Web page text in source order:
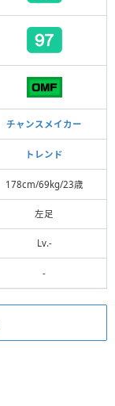
チャンスメイカー
トレンド
178cm/69kg/23歳
左足
Lv.-
-